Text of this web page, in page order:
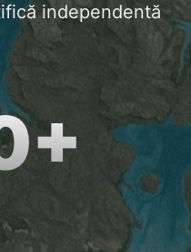
independentă